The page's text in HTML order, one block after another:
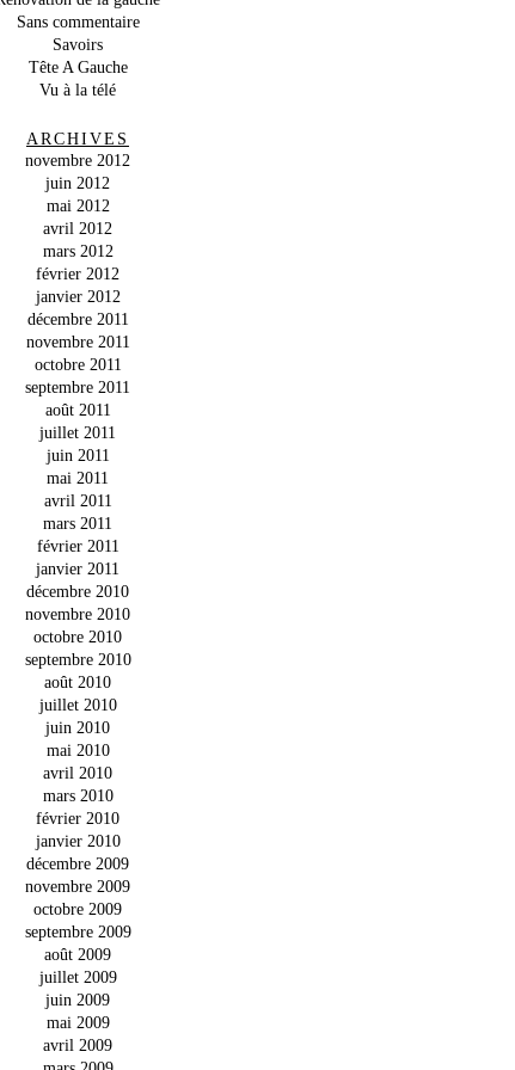
Sans commentaire
Savoirs
Tête A Gauche
Vu à la télé
ARCHIVES
novembre 2012
juin 2012
mai 2012
avril 2012
mars 2012
février 2012
janvier 2012
décembre 2011
novembre 2011
octobre 2011
septembre 2011
août 2011
juillet 2011
juin 2011
mai 2011
avril 2011
mars 2011
février 2011
janvier 2011
décembre 2010
novembre 2010
octobre 2010
septembre 2010
août 2010
juillet 2010
juin 2010
mai 2010
avril 2010
mars 2010
février 2010
janvier 2010
décembre 2009
novembre 2009
octobre 2009
septembre 2009
août 2009
juillet 2009
juin 2009
mai 2009
avril 2009